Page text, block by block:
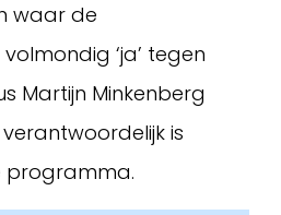
waar de
‘ja’ tegen
Martijn Minkenberg
is
programma.